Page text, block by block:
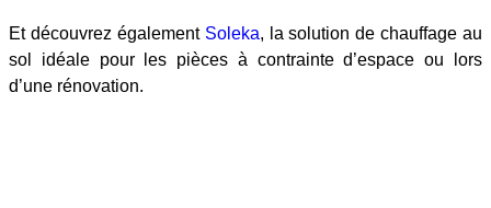
Et découvrez également Soleka, la solution de chauffage au
sol idéale pour les pièces à contrainte d’espace ou lors
d’une rénovation.